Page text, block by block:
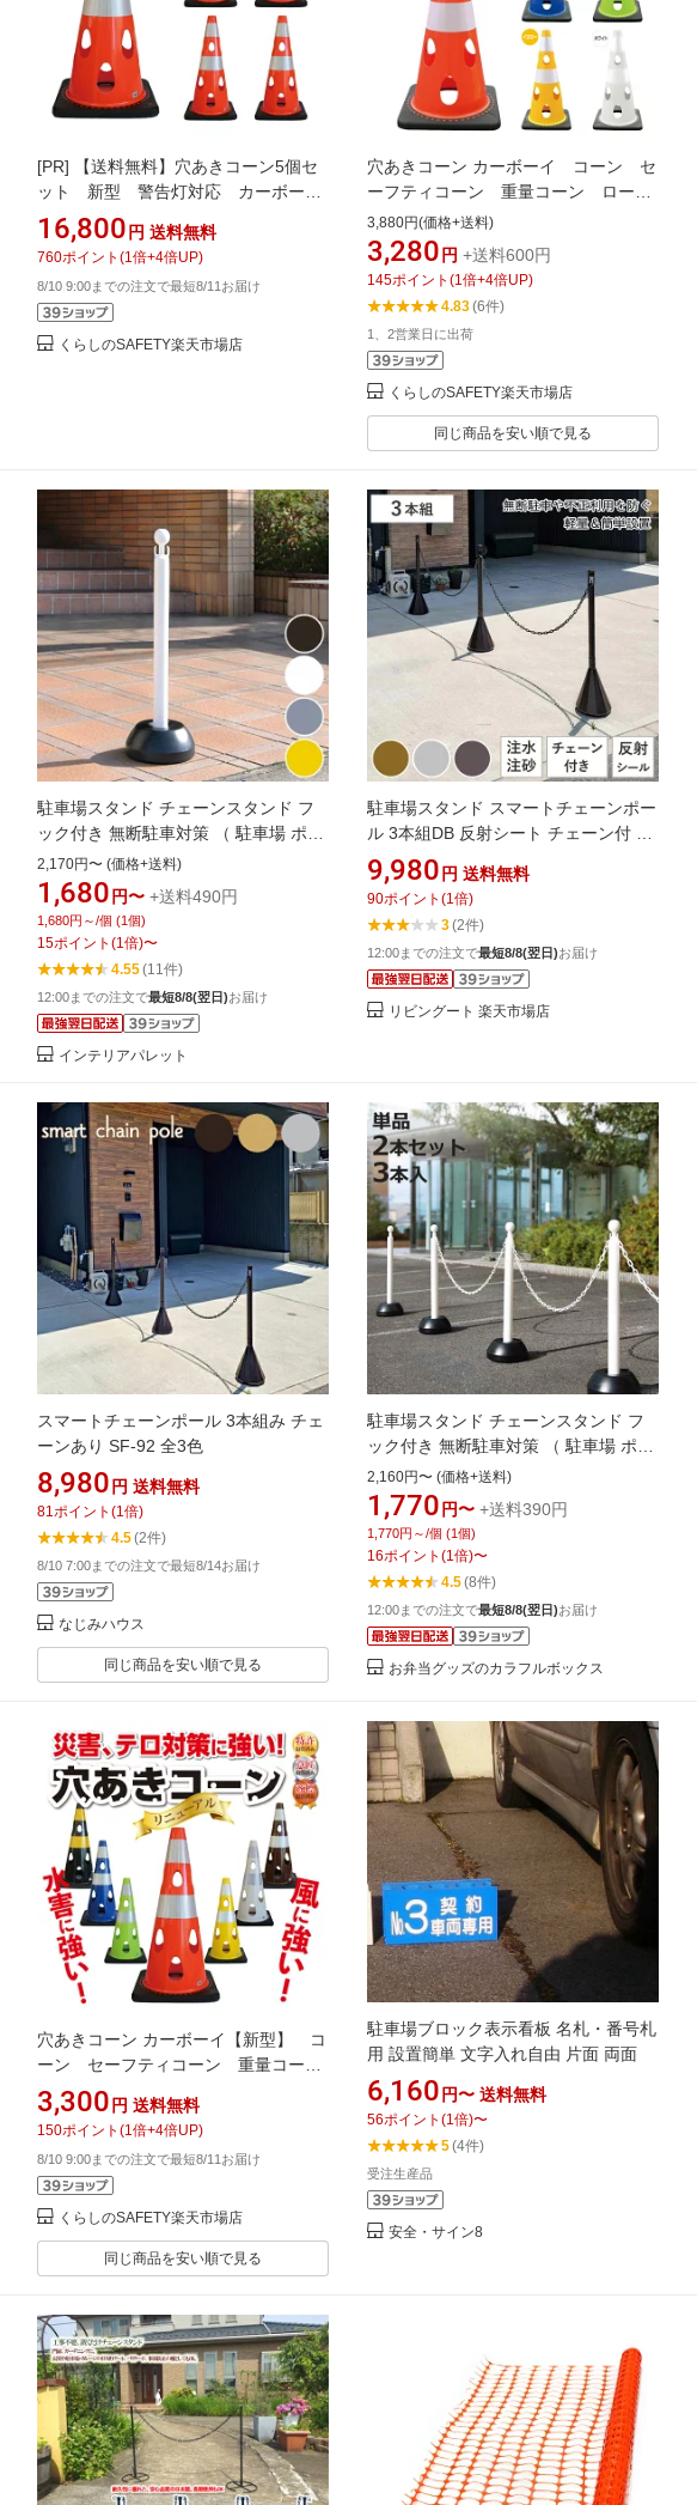
[PR]
【送料無料】穴あきコーン5個セ
ット 新型 警告灯対応 カーボー
イ コーン セーフティコーン 重量
コーン ロードコーン 工事用コー
ン 三角コーン PVCコーン パイロ
ン CHRK700 駐車禁止 進入禁
止 誘導ウェート一体型
16,800 円 送料無料
760ポイント (1倍+4倍UP)
8/10 9:00までの注文で最短8/11お届け
くらしのSAFETY楽天市場店
穴あきコーン カーボーイ コーン セ
ーフティコーン 重量コーン ロード
コーン 工事用コーン 三角コーン
PVCコーン パイロン CHR-700 駐
車禁止 進入禁止 駐車場 誘導 工
事現場 ウェート一体型
3,880円(価格+送料)
3,280 円 +送料600円
145ポイント (1倍+4倍UP)
4.83(6件)
1、2営業日に出荷
くらしのSAFETY楽天市場店
同じ商品を安い順で見る
駐車場スタンド チェーンスタンド フ
ック付き 無断駐車対策 （ 駐車場 ポー
ル 駐車禁止 立入禁止 フェンス スタン
ド 屋外 屋内 敷地内 駐禁 進入禁止 立
ち入り禁止 車止め パーキング 仕切り
無断 迷惑駐車 置く だけ ゲート ）
【39ショップ】
2,170円〜 (価格+送料)
1,680 円〜 +送料490円
1,680円～/個 (1個)
15ポイント (1倍)〜
4.55(11件)
12:00までの注文で最短8/8(翌日)お届け
インテリアパレット
駐車場スタンド スマートチェーンポー
ル 3本組DB 反射シート チェーン付 （
チェーンポール プラスチック製 ガイ
ドポール ポールスタンド チェーンパ
ーテーション ポールパーテーション
パーテーション 反射シール付 チェー
ン入 3本 ）
9,980 円 送料無料
90ポイント (1倍)
3(2件)
12:00までの注文で最短8/8(翌日)お届け
リビングート 楽天市場店
スマートチェーンポール 3本組み チェ
ーンあり SF-92 全3色
8,980 円 送料無料
81ポイント (1倍)
4.5(2件)
8/10 7:00までの注文で最短8/14お届け
なじみハウス
同じ商品を安い順で見る
駐車場スタンド チェーンスタンド フ
ック付き 無断駐車対策 （ 駐車場 ポー
ル 駐車禁止 立入禁止 フェンス スタン
ド 屋外 屋内 敷地内 駐禁 進入禁止 立
ち入り禁止 車止め パーキング 仕切り
無断 迷惑駐車 置く だけ ゲート ）
【3980円以上送料無料】
2,160円〜 (価格+送料)
1,770 円〜 +送料390円
1,770円～/個 (1個)
16ポイント (1倍)〜
4.5(8件)
12:00までの注文で最短8/8(翌日)お届け
お弁当グッズのカラフルボックス
穴あきコーン カーボーイ【新型】 コ
ーン セーフティコーン 重量コー
ン ロードコーン 工事用コーン 三
角コーン PVCコーン パイロン
CHRK-700 駐車禁止 進入禁止 駐
車場 誘導 工事現場 ウェート一体
型
3,300 円 送料無料
150ポイント (1倍+4倍UP)
8/10 9:00までの注文で最短8/11お届け
くらしのSAFETY楽天市場店
同じ商品を安い順で見る
駐車場ブロック表示看板 名札・番号札
用 設置簡単 文字入れ自由 片面 両面
6,160 円〜 送料無料
56ポイント (1倍)〜
5(4件)
受注生産品
安全・サイン8